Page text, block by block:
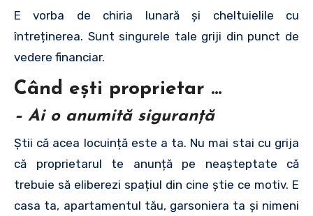
E vorba de chiria lunară și cheltuielile cu
întreținerea. Sunt singurele tale griji din punct de
vedere financiar.
Când ești proprietar …
– Ai o anumită siguranță
Știi că acea locuință este a ta. Nu mai stai cu grija
că proprietarul te anunță pe neașteptate că
trebuie să eliberezi spațiul din cine știe ce motiv. E
casa ta, apartamentul tău, garsoniera ta și nimeni